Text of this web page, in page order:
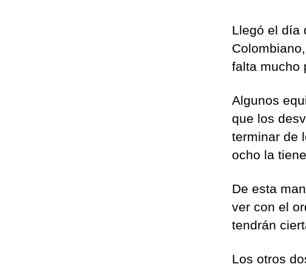
Llegó el día
falta mucho
Algunos
que los
terminar de
ocho la
De esta
ver con el
tendrán
Los otros